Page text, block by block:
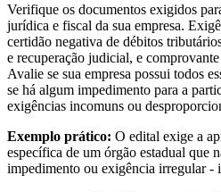
Verifique os documentos exigidos
jurídica e fiscal da sua empresa.
certidão negativa de débitos
e recuperação judicial, e
Avalie se sua empresa possui todos
se há algum impedimento para a
exigências incomuns ou
Exemplo prático: O edital exige a
específica de um órgão estadual que
impedimento ou exigência irregular -